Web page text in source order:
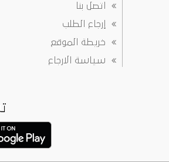
اتصل بنا
إرجاع الطلب
خريطة الموقع
سياسة الارجاع